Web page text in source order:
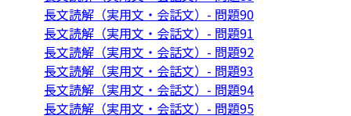
長文読解（実用文・会話文）- 問題90
長文読解（実用文・会話文）- 問題91
長文読解（実用文・会話文）- 問題92
長文読解（実用文・会話文）- 問題93
長文読解（実用文・会話文）- 問題94
長文読解（実用文・会話文）- 問題95